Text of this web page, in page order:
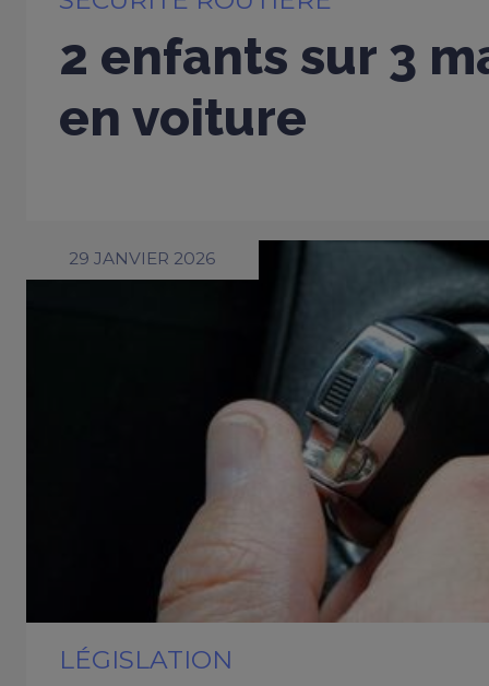
2 enfants sur 3
en voiture
29 JANVIER 2026
LÉGISLATION